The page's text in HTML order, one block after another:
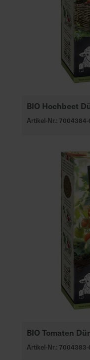
BIO Hochbeet
Artikel-Nr.: 7004384-
BIO Tomaten
Artikel-Nr.: 7004383-